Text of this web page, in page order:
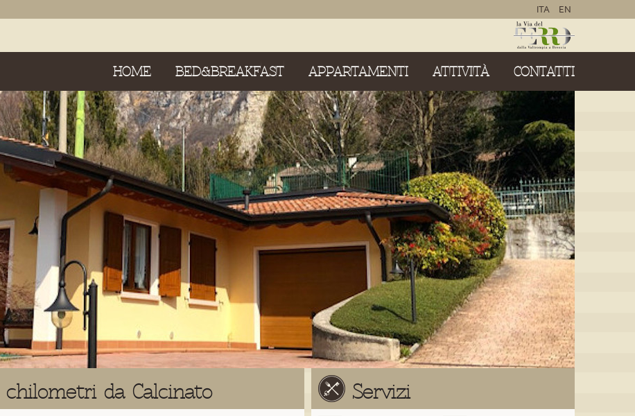
ITA EN
HOME BED&BREAKFAST APPARTAMENTI ATTIVITÀ CONTATTI
da Calcinato Servizi